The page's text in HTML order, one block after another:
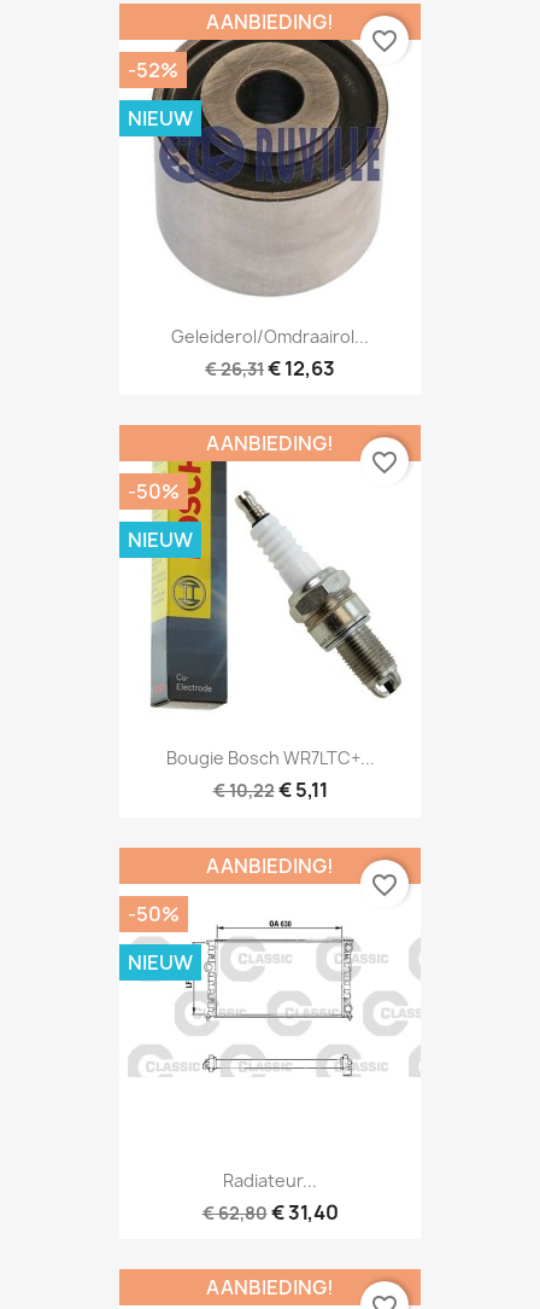
Geleiderol/omdraairol...
€ 26,31€ 12,63
AANBIEDING!
-52%
NIEUW
favorite_border
Bougie Bosch WR7LTC+...
€ 10,22€ 5,11
AANBIEDING!
-50%
NIEUW
favorite_border
Radiateur...
€ 62,80€ 31,40
AANBIEDING!
-50%
NIEUW
favorite_border
AANBIEDING!